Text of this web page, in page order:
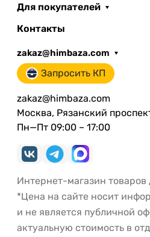
Для покупателей
Контакты
zakaz@himbaza.com
Запросить КП
zakaz@himbaza.com
Москва, Рязанский
Пн—Пт 09:00 – 17:00
Интернет-магазин товаров
*Цена на сайте носит
и не является публичной
актуальную стоимость в